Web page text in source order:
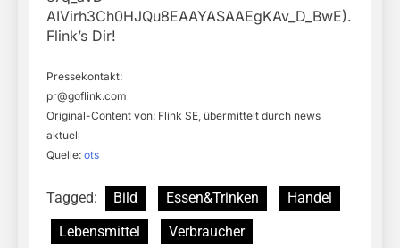
AIVirh3Ch0HJQu8EAAYASAAEgKAv_D_BwE).
Flink’s Dir!
Pressekontakt:
pr@goflink.com
Original-Content von: Flink SE, übermittelt durch news
aktuell
Quelle: ots
Tagged: Bild Essen&Trinken
Handel
Lebensmittel
Verbraucher